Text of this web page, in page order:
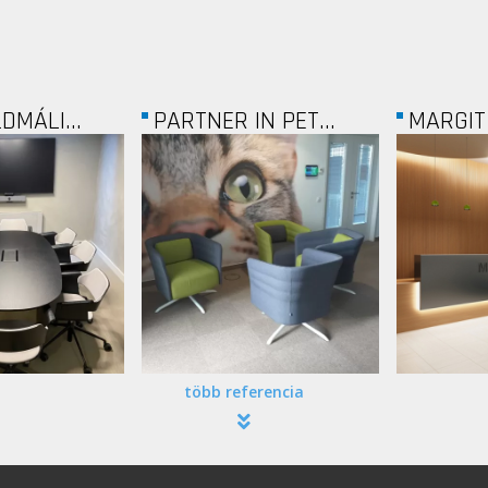
PET... MARGIT HÁZ
több referencia